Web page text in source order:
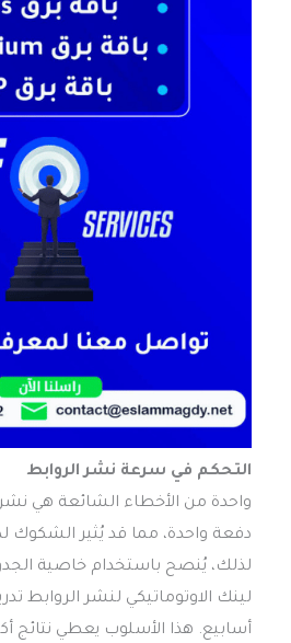
التحكم في سرعة نشر الروابط
واحدة من الأخطاء الشائعة هي
دفعة واحدة، مما قد يُثير الشكوك
لذلك، يُنصح باستخدام خاصية
لينك الاوتوماتيكي لنشر الروابط
أسابيع. هذا الأسلوب يعطي نتائج